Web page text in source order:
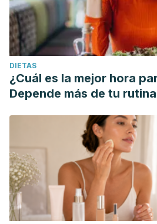
DIETAS
¿Cuál es la mejor hora
Depende más de tu